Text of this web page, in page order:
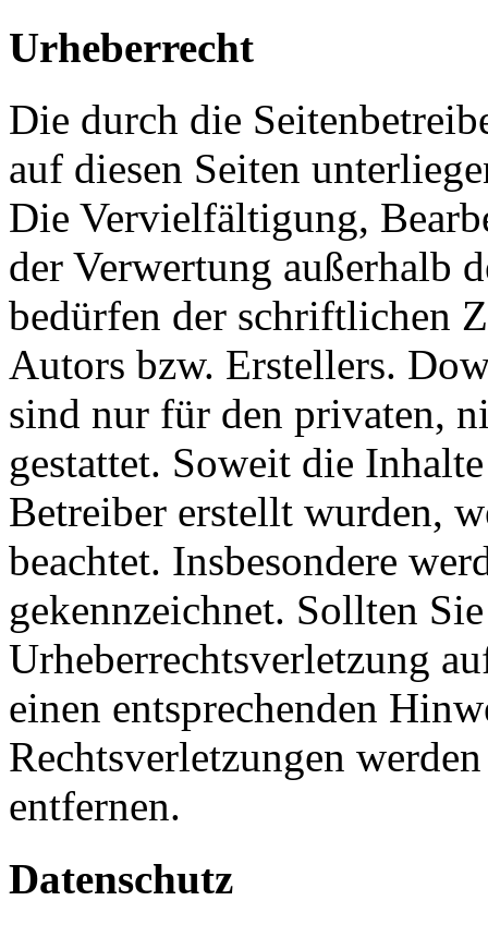
Urheberrecht
Die durch die
auf diesen Seiten
Die Vervielfältigung,
der Verwertung außerhalb
bedürfen der schriftlichen
Autors bzw. Erstellers.
sind nur für den privaten,
gestattet. Soweit die
Betreiber erstellt wurden,
beachtet. Insbesondere
gekennzeichnet. Sollten
Urheberrechtsverletzung
einen entsprechenden
Rechtsverletzungen
entfernen.
Datenschutz